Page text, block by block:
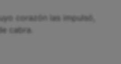
corazón las impulsó,
cabra.